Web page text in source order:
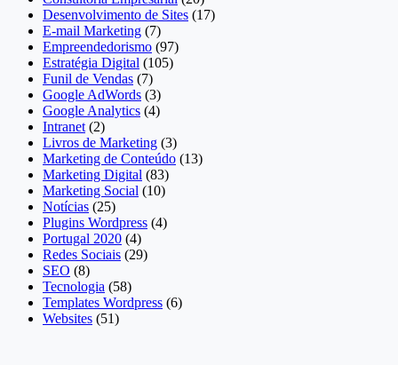
Desenvolvimento de Sites (17)
E-mail Marketing (7)
Empreendedorismo (97)
Estratégia Digital (105)
Funil de Vendas (7)
Google AdWords (3)
Google Analytics (4)
Intranet (2)
Livros de Marketing (3)
Marketing de Conteúdo (13)
Marketing Digital (83)
Marketing Social (10)
Notícias (25)
Plugins Wordpress (4)
Portugal 2020 (4)
Redes Sociais (29)
SEO (8)
Tecnologia (58)
Templates Wordpress (6)
Websites (51)